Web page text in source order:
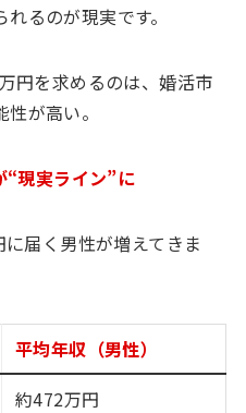
るのが現実です。
円を求めるのは、婚活市
が高い。
“現実ライン”に
届く男性が増えてきま
平均年収（男性）
約472万円